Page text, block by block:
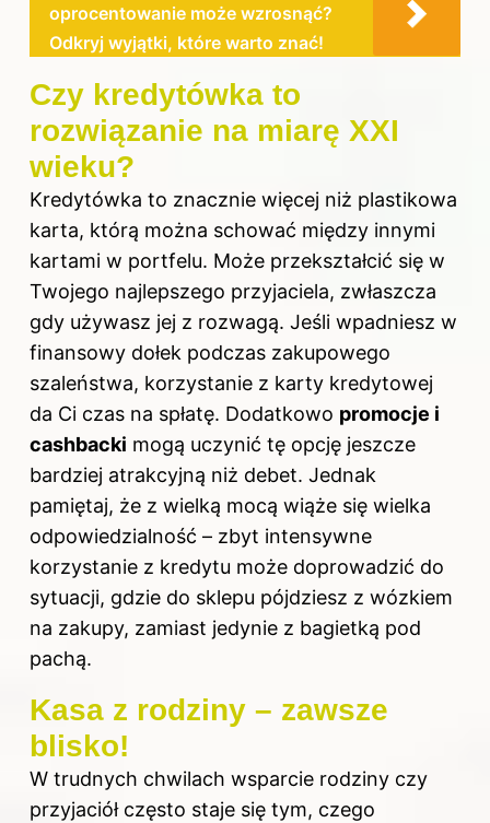
oprocentowanie może wzrosnąć?
Odkryj wyjątki, które warto znać!
Czy kredytówka to
rozwiązanie na miarę XXI
wieku?
Kredytówka to znacznie więcej niż plastikowa
karta, którą można schować między innymi
kartami w portfelu. Może przekształcić się w
Twojego najlepszego przyjaciela, zwłaszcza
gdy używasz jej z rozwagą. Jeśli wpadniesz w
finansowy dołek podczas zakupowego
szaleństwa, korzystanie z karty kredytowej
da Ci czas na spłatę. Dodatkowo promocje i
cashbacki mogą uczynić tę opcję jeszcze
bardziej atrakcyjną niż debet. Jednak
pamiętaj, że z wielką mocą wiąże się wielka
odpowiedzialność – zbyt intensywne
korzystanie z kredytu może doprowadzić do
sytuacji, gdzie do sklepu pójdziesz z wózkiem
na zakupy, zamiast jedynie z bagietką pod
pachą.
Kasa z rodziny – zawsze
blisko!
W trudnych chwilach wsparcie rodziny czy
przyjaciół często staje się tym, czego